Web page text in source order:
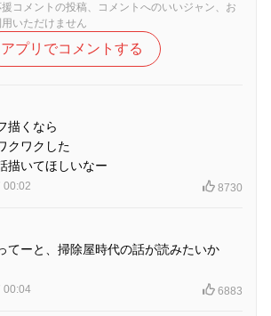
コメントの投稿、コメントへのいいジャン、お
いただけません
アプリでコメントする
描くなら
クワクした
描いてほしいなー
00:02 8730
てーと、掃除屋時代の話が読みたいか
00:04 6883